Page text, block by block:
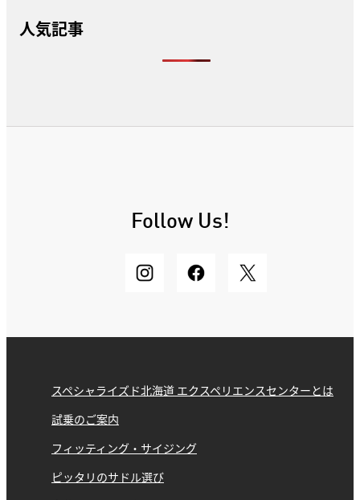
人気記事
Follow Us!
スペシャライズド北海道 エクスペリエンスセンターとは
試乗のご案内
フィッティング・サイジング
ピッタリのサドル選び